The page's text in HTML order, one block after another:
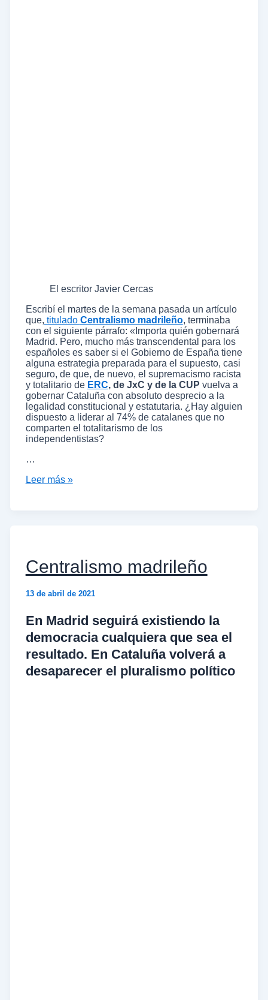
El escritor Javier Cercas
Escribí el martes de la semana pasada un artículo
que, titulado Centralismo madrileño, terminaba
con el siguiente párrafo: «Importa quién gobernará
Madrid. Pero, mucho más transcendental para los
españoles es saber si el Gobierno de España tiene
alguna estrategia preparada para el supuesto, casi
seguro, de que, de nuevo, el supremacismo racista
y totalitario de ERC, de JxC y de la CUP vuelva a
gobernar Cataluña con absoluto desprecio a la
legalidad constitucional y estatutaria. ¿Hay alguien
dispuesto a liderar al 74% de catalanes que no
comparten el totalitarismo de los
independentistas?
…
Leer más »
Centralismo madrileño
13 de abril de 2021
En Madrid seguirá existiendo la
democracia cualquiera que sea el
resultado. En Cataluña volverá a
desaparecer el pluralismo político